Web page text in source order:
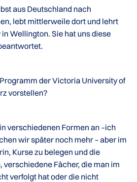
aus Deutschland nach
lebt mittlerweile dort und lehrt
Wellington. Sie hat uns diese
der Victoria University of
vorstellen?
verschiedenen Formen an –ich
wir später noch mehr – aber im
Kurse zu belegen und die
verschiedene Fächer, die man im
verfolgt hat oder die nicht